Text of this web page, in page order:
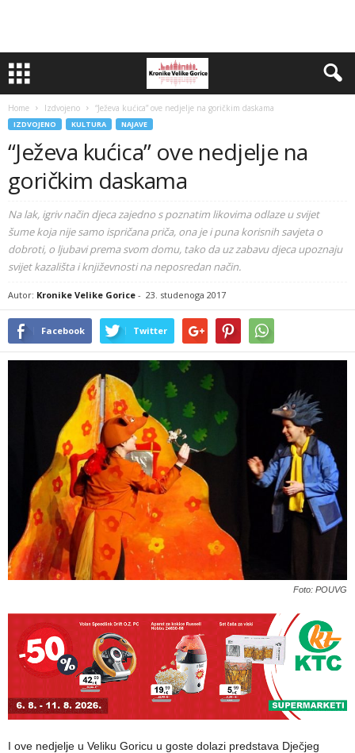
Home Izdvojeno “Ježeva kućica” ove nedjelje na goričkim daskama
IZDVOJENO KULTURA NAJAVE
“Ježeva kućica” ove nedjelje na
goričkim daskama
Na lak, igriv način djeca zajedno s poznatim likovima odlaze u svijet
šume koja nije samo ispričana priča, ona je i puna korisnih savjeta o
dobroti, o ljubavi prema svom domu, tako da uz zabavu djeca upoznaju
svijet kazališta i književnosti na neposredan način.
Autor: Kronike Velike Gorice - 23. studenoga 2017
Facebook Twitter
Foto: POUVG
I ove nedjelje u Veliku Goricu u goste dolazi predstava Dječjeg